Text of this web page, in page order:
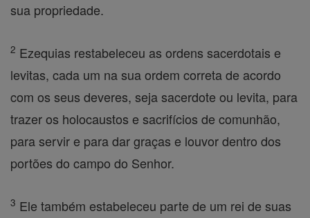
sua propriedade.
2 Ezequias restabeleceu as ordens sacerdotais e
levitas, cada um na sua ordem correta de acordo
com os seus deveres, seja sacerdote ou levita, para
trazer os holocaustos e sacrifícios de comunhão,
para servir e para dar graças e louvor dentro dos
portões do campo do Senhor.
3 Ele também estabeleceu parte de um rei de suas